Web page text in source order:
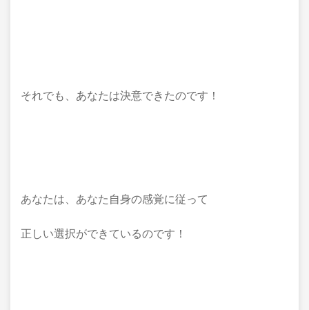
それでも、あなたは決意できたのです！
あなたは、あなた自身の感覚に従って
正しい選択ができているのです！